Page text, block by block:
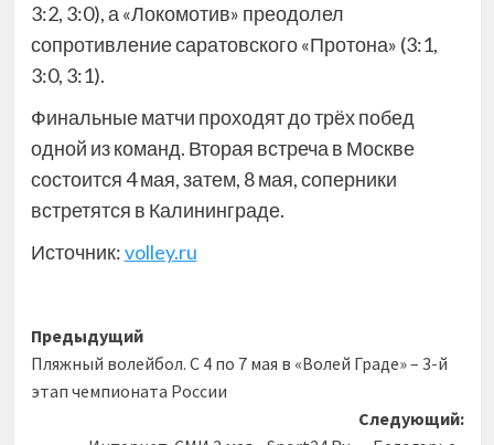
3:2, 3:0), а «Локомотив» преодолел
сопротивление саратовского «Протона» (3:1,
3:0, 3:1).
Финальные матчи проходят до трёх побед
одной из команд. Вторая встреча в Москве
состоится 4 мая, затем, 8 мая, соперники
встретятся в Калининграде.
Источник:volley.ru
Навигация
записи
Предыдущий
Пляжный волейбол. С 4 по 7 мая в «Волей Граде» – 3-й
этап чемпионата России
Следующий: